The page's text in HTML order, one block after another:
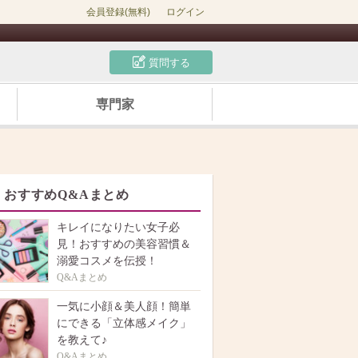
会員登録(無料) ログイン
質問する
専門家
おすすめQ&Aまとめ
キレイになりたい女子必
見！おすすめの美容習慣＆
溺愛コスメを伝授！
Q&Aまとめ
一気に小顔＆美人顔！簡単
にできる「立体感メイク」
を教えて♪